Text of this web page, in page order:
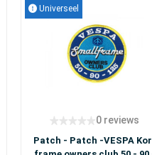
Universeel
0 reviews
Patch - Patch -VESPA